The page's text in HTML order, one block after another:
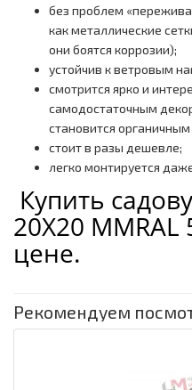
без проблем
как металлические
они боятся коррозии);
устойчив к ветровым
смотрится ярко и
самодостаточным
становится
стоит в разы дешевле;
легко монтируется
Купить
20Х20 ММRAL
цене.
Рекомендуем